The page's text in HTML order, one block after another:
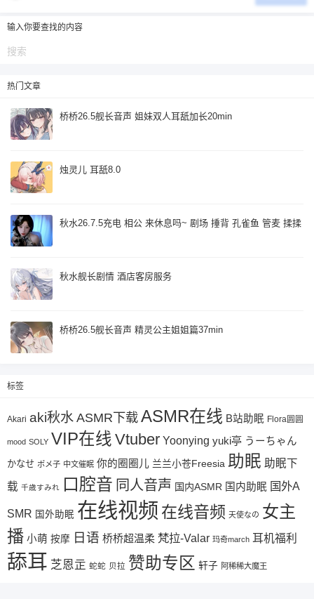
输入你要查找的内容
热门文章
桥桥26.5舰长音声 姐妹双人耳舐加长20min
烛灵儿 耳舐8.0
秋水26.7.5充电 相公 来休息吗~ 剧场 捶背 孔雀鱼 管麦 揉揉
秋水舰长剧情 酒店客房服务
桥桥26.5舰长音声 精灵公主姐姐篇37min
标签
Akari aki秋水ASMR下载ASMR在线 B站助眠 Flora圆圆
mood SOLY VIP在线 Vtuber Yoonying yuki亭 うーちゃん
かなせ ポメ子 中文催眠 你的圈圈儿 兰兰小苍Freesia 助眠 助眠下
载 千歳すみれ 口腔音 同人音声 国内ASMR 国内助眠 国外A
SMR 国外助眠 在线视频 在线音频 天使なの 女主
播 小萌 按摩 日语 桥桥超温柔 梵拉-Valar 玛奇march 耳机福利
舔耳 芝恩㱏 蛇蛇 贝拉 赞助专区 轩子 阿稀稀大魔王